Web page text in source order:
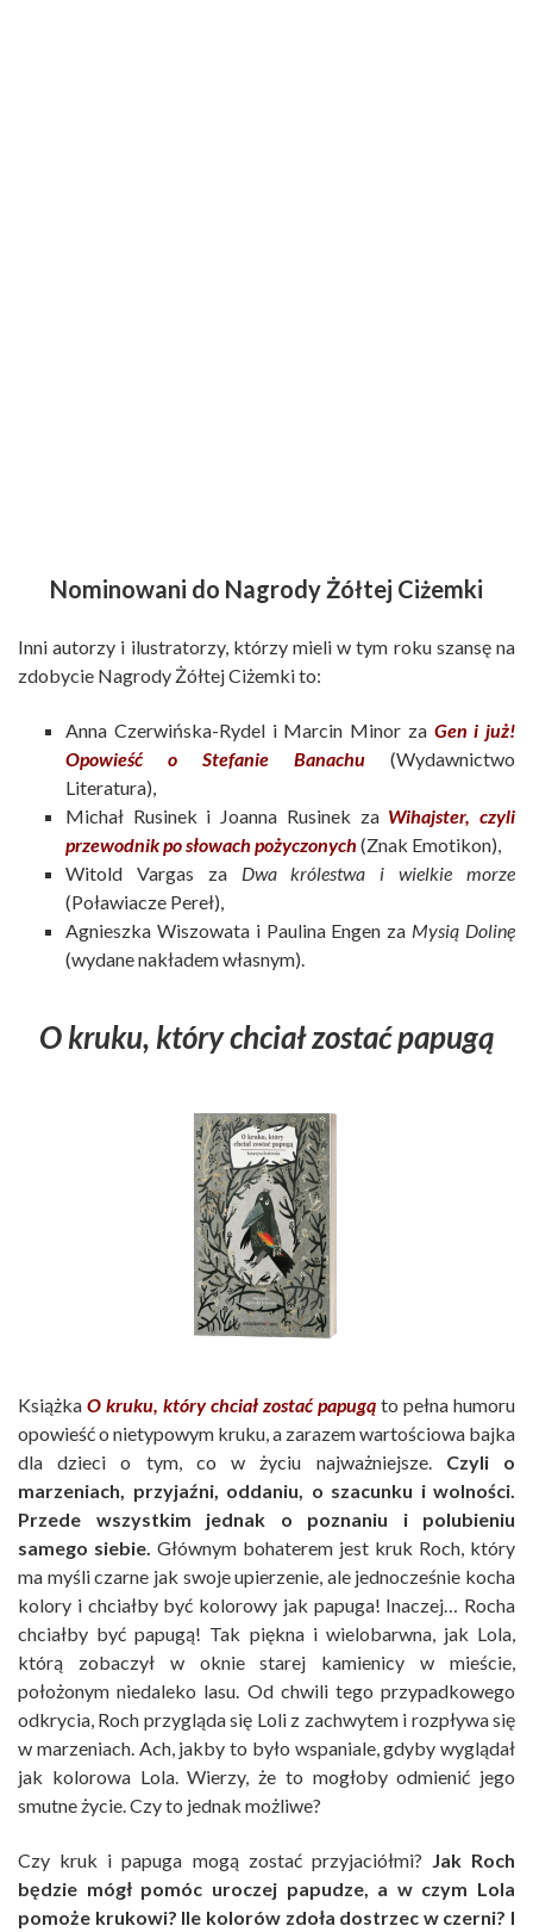
Nominowani do Nagrody Żółtej Ciżemki
Inni autorzy i ilustratorzy, którzy mieli w tym roku szansę na
zdobycie Nagrody Żółtej Ciżemki to:
Anna Czerwińska-Rydel i Marcin Minor za Gen i już!
Opowieść o Stefanie Banachu (Wydawnictwo
Literatura),
Michał Rusinek i Joanna Rusinek za Wihajster, czyli
przewodnik po słowach pożyczonych (Znak Emotikon),
Witold Vargas za Dwa królestwa i wielkie morze
(Poławiacze Pereł),
Agnieszka Wiszowata i Paulina Engen za Mysią Dolinę
(wydane nakładem własnym).
O kruku, który chciał zostać papugą
Książka O kruku, który chciał zostać papugą to pełna humoru
opowieść o nietypowym kruku, a zarazem wartościowa bajka
dla dzieci o tym, co w życiu najważniejsze.Czyli o
marzeniach, przyjaźni, oddaniu, o szacunku i wolności.
Przede wszystkim jednak o poznaniu i polubieniu
samego siebie. Głównym bohaterem jest kruk Roch, który
ma myśli czarne jak swoje upierzenie, ale jednocześnie kocha
kolory i chciałby być kolorowy jak papuga! Inaczej… Rocha
chciałby być papugą! Tak piękna i wielobarwna, jak Lola,
którą zobaczył w oknie starej kamienicy w mieście,
położonym niedaleko lasu. Od chwili tego przypadkowego
odkrycia, Roch przygląda się Loli z zachwytem i rozpływa się
w marzeniach. Ach, jakby to było wspaniale, gdyby wyglądał
jak kolorowa Lola. Wierzy, że to mogłoby odmienić jego
smutne życie. Czy to jednak możliwe?
Czy kruk i papuga mogą zostać przyjaciółmi? Jak Roch
będzie mógł pomóc uroczej papudze, a w czym Lola
pomoże krukowi? Ile kolorów zdoła dostrzec w czerni? I